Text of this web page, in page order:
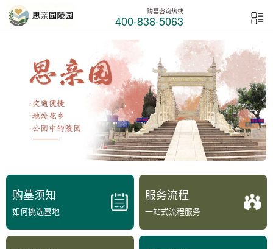
购墓咨询热线
400-838-5063
购墓须知
如何挑选墓地
服务流程
一站式流程服务